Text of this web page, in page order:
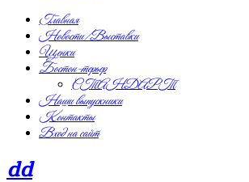
Главная
Новости/Выставки
Щенки
Бостон-терьер
СТАНДАРТ
Наши выпускники
Контакты
Вход на сайт
dd